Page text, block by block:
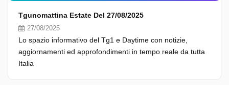
Tgunomattina Estate Del 27/08/2025
27/08/2025
Lo spazio informativo del Tg1 e Daytime con notizie,
aggiornamenti ed approfondimenti in tempo reale da tutta
Italia